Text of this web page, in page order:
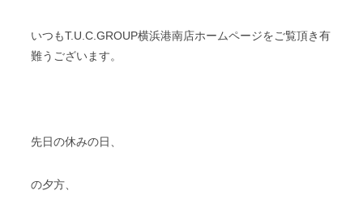
いつもT.U.C.GROUP横浜港南店ホームページをご覧頂き有
難うございます。
先日の休みの日、
の夕方、